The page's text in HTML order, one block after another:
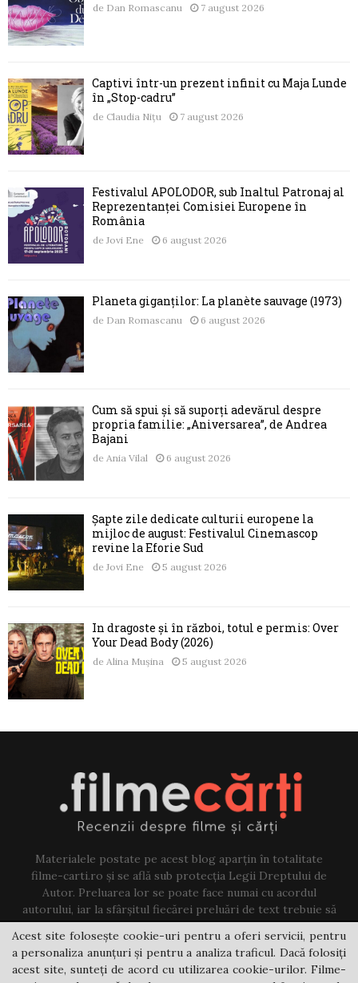
de Dan Romascanu 7 august 2026
Captivi într-un prezent infinit cu Maja Lunde
în „Stop-cadru”
de Claudia Nițu 7 august 2026
Festivalul APOLODOR, sub Înaltul Patronaj al
Reprezentanței Comisiei Europene în
România
de Jovi Ene 6 august 2026
Planeta giganților: La planète sauvage (1973)
de Dan Romascanu 6 august 2026
Cum să spui și să suporți adevărul despre
propria familie: „Aniversarea”, de Andrea
Bajani
de Ania Vilal 6 august 2026
Șapte zile dedicate culturii europene la
mijloc de august: Festivalul Cinemascop
revine la Eforie Sud
de Jovi Ene 5 august 2026
În dragoste și în război, totul e permis: Over
Your Dead Body (2026)
de Alina Mușina 5 august 2026
Materialele postate pe acest blog aparțin în totalitate
filme-carti.ro și se află sub protecția Legii Dreptului de
Autor. Preluarea lor se poate face numai cu acordul
autorului, iar la sfârșitul fiecărei preluări de text trebuie să
existe un link către acest blog.
Contact us:jovi@filme-carti.ro
Acest site folosește cookie-uri pentru a oferi servicii, pentru
a personaliza anunțuri și pentru a analiza traficul. Dacă folosiți
acest site, sunteți de acord cu utilizarea cookie-urilor. Filme-